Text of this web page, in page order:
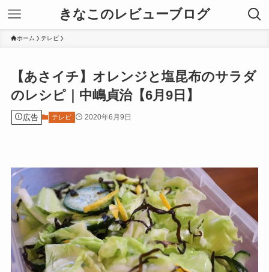
きなこのレビューブログ
ホーム テレビ
【あさイチ】オレンジと塩昆布のサラダ
のレシピ｜中嶋貞治【6月9日】
広告 テレビ 2020年6月9日